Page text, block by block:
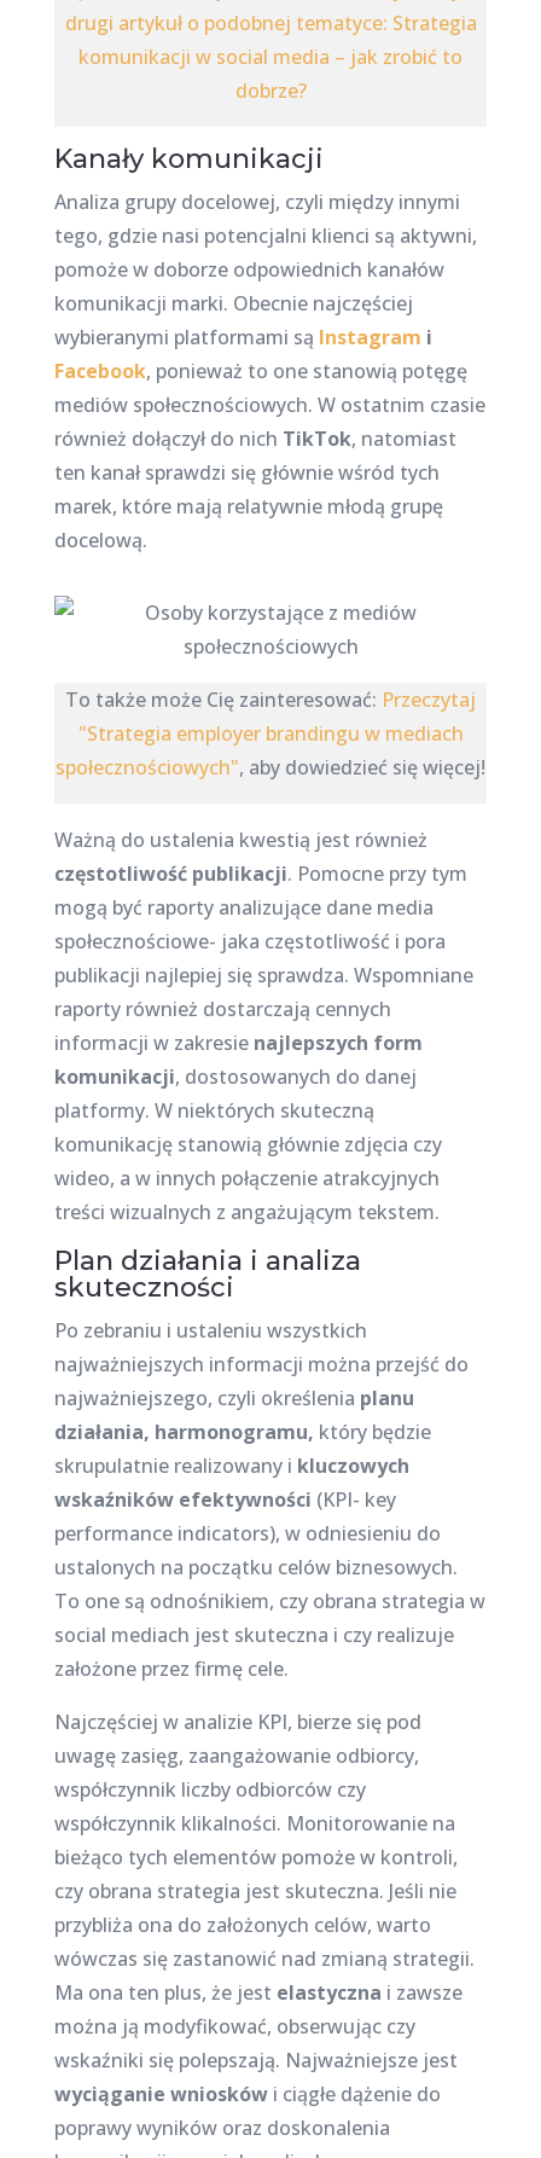
drugi artykuł o podobnej tematyce: Strategia
komunikacji w social media – jak zrobić to
dobrze?
Kanały komunikacji
Analiza grupy docelowej, czyli między innymi
tego, gdzie nasi potencjalni klienci są aktywni,
pomoże w doborze odpowiednich kanałów
komunikacji marki. Obecnie najczęściej
wybieranymi platformami są Instagram i
Facebook, ponieważ to one stanowią potęgę
mediów społecznościowych. W ostatnim czasie
również dołączył do nich TikTok, natomiast
ten kanał sprawdzi się głównie wśród tych
marek, które mają relatywnie młodą grupę
docelową.
To także może Cię zainteresować: Przeczytaj
"Strategia employer brandingu w mediach
społecznościowych", aby dowiedzieć się więcej!
Ważną do ustalenia kwestią jest również
częstotliwość publikacji. Pomocne przy tym
mogą być raporty analizujące dane media
społecznościowe- jaka częstotliwość i pora
publikacji najlepiej się sprawdza. Wspomniane
raporty również dostarczają cennych
informacji w zakresie najlepszych form
komunikacji, dostosowanych do danej
platformy. W niektórych skuteczną
komunikację stanowią głównie zdjęcia czy
wideo, a w innych połączenie atrakcyjnych
treści wizualnych z angażującym tekstem.
Plan działania i analiza
skuteczności
Po zebraniu i ustaleniu wszystkich
najważniejszych informacji można przejść do
najważniejszego, czyli określenia planu
działania, harmonogramu, który będzie
skrupulatnie realizowany i kluczowych
wskaźników efektywności (KPI- key
performance indicators), w odniesieniu do
ustalonych na początku celów biznesowych.
To one są odnośnikiem, czy obrana strategia w
social mediach jest skuteczna i czy realizuje
założone przez firmę cele.
Najczęściej w analizie KPI, bierze się pod
uwagę zasięg, zaangażowanie odbiorcy,
współczynnik liczby odbiorców czy
współczynnik klikalności. Monitorowanie na
bieżąco tych elementów pomoże w kontroli,
czy obrana strategia jest skuteczna. Jeśli nie
przybliża ona do założonych celów, warto
wówczas się zastanowić nad zmianą strategii.
Ma ona ten plus, że jest elastyczna i zawsze
można ją modyfikować, obserwując czy
wskaźniki się polepszają. Najważniejsze jest
wyciąganie wnioskówi ciągłe dążenie do
poprawy wyników oraz doskonalenia